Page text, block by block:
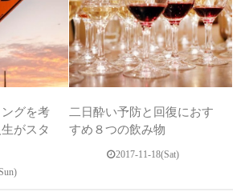
グを考
がスタ
二日酔い予防と回復におす
すめ８つの飲み物
2017-11-18(Sat)